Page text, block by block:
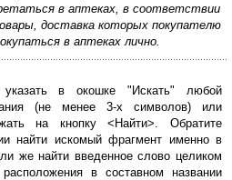
в аптеках, в соответствии
доставка которых покупателю
в аптеках лично.
указать в окошке "Искать" любой
(не менее 3-х символов) или
на кнопку <Найти>. Обратите
найти искомый фрагмент именно в
же найти введенное слово целиком
в составном названии